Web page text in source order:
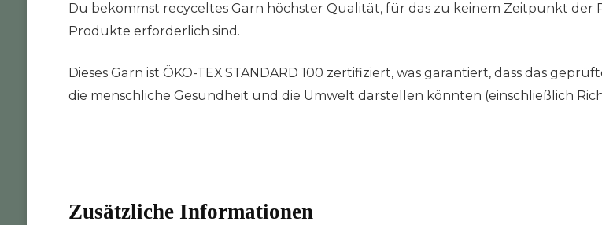
Du bekommst recyceltes Garn höchster Qualität, für das zu keinem Zeitpunkt der
Produkte erforderlich sind.
Dieses Garn ist ÖKO-TEX STANDARD 100 zertifiziert, was garantiert, dass das
die menschliche Gesundheit und die Umwelt darstellen könnten (einschließlich
Zusätzliche Informationen